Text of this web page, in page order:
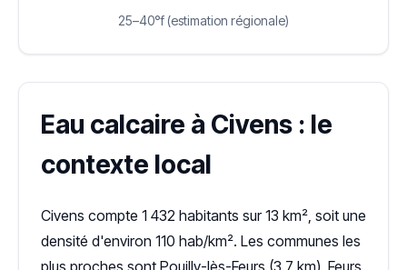
25–40°f (estimation régionale)
Eau calcaire à Civens : le
contexte local
Civens compte 1 432 habitants sur 13 km², soit une
densité d'environ 110 hab/km². Les communes les
plus proches sont Pouilly-lès-Feurs (3,7 km), Feurs